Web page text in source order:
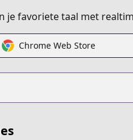
je favoriete taal met
Chrome Web Store